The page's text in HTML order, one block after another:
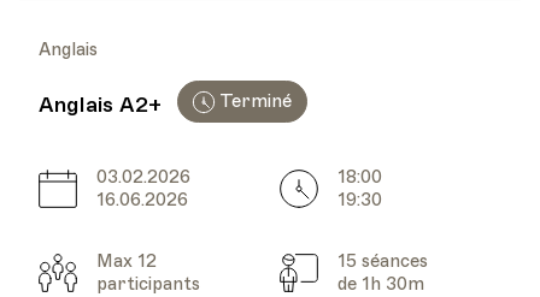
Anglais
Anglais A2+ Terminé
Date
03.02.2026
16.06.2026
Heure
18:00
19:30
Participants
Max 12
participants
Cours
15 séances
de 1h 30m